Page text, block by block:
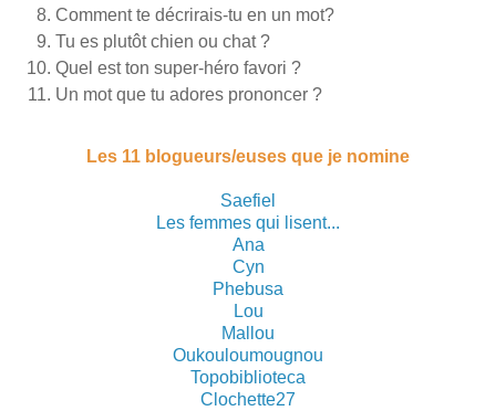
Comment te décrirais-tu en un mot?
Tu es plutôt chien ou chat ?
Quel est ton super-héro favori ?
Un mot que tu adores prononcer ?
Les 11 blogueurs/euses que je nomine
Saefiel
Les femmes qui lisent...
Ana
Cyn
Phebusa
Lou
Mallou
Oukouloumougnou
Topobiblioteca
Clochette27